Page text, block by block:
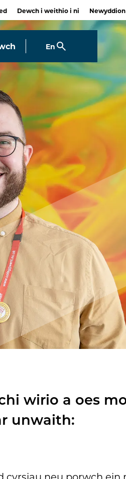
Dewch i weithio i ni Newyddion
En
wirio a oes
unwaith: